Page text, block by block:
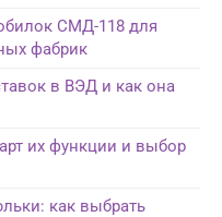
СМД-118 для
фабрик
в ВЭД и как она
их функции и выбор
как выбрать